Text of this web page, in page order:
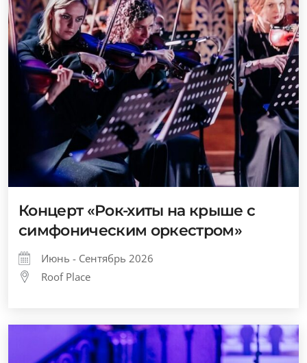
Концерт «Рок-хиты на крыше с
симфоническим оркестром»
Июнь - Сентябрь 2026
Roof Place